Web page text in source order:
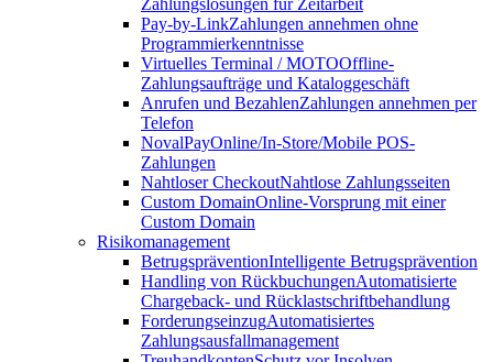
Zahlungslösungen für Zeitarbeit
Pay-by-LinkZahlungen annehmen ohne
Programmierkenntnisse
Virtuelles Terminal / MOTOOffline-
Zahlungsaufträge und Kataloggeschäft
Anrufen und BezahlenZahlungen annehmen per
Telefon
NovalPayOnline/In-Store/Mobile POS-
Zahlungen
Nahtloser CheckoutNahtlose Zahlungsseiten
Custom DomainOnline-Vorsprung mit einer
Custom Domain
Risikomanagement
BetrugspräventionIntelligente Betrugsprävention
Handling von RückbuchungenAutomatisierte
Chargeback- und Rücklastschriftbehandlung
ForderungseinzugAutomatisiertes
Zahlungsausfallmanagement